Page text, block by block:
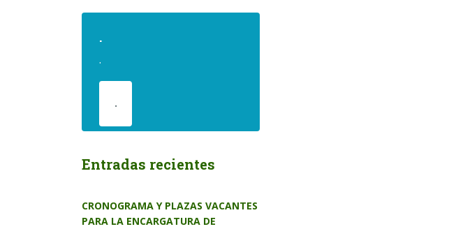
.
.
.
Entradas recientes
CRONOGRAMA Y PLAZAS VACANTES
PARA LA ENCARGATURA DE